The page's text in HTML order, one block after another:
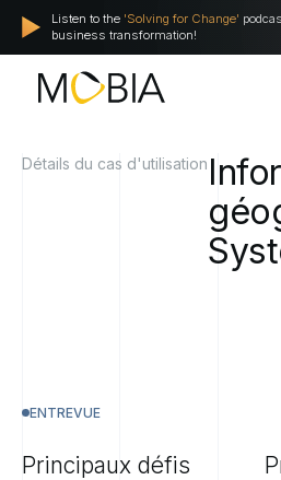
Listen to the 'Solving for Change'
business transformation!
Détails du cas d'utilisation
ENTREVUE
Principaux défis